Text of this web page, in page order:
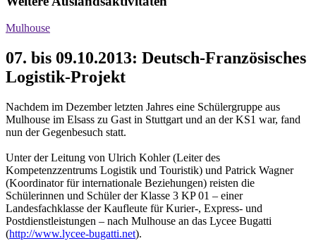
Mulhouse
07. bis 09.10.2013: Deutsch-Französisches
Logistik-Projekt
Nachdem im Dezember letzten Jahres eine Schülergruppe aus
Mulhouse im Elsass zu Gast in Stuttgart und an der KS1 war, fand
nun der Gegenbesuch statt.
Unter der Leitung von Ulrich Kohler (Leiter des
Kompetenzzentrums Logistik und Touristik) und Patrick Wagner
(Koordinator für internationale Beziehungen) reisten die
Schülerinnen und Schüler der Klasse 3 KP 01 – einer
Landesfachklasse der Kaufleute für Kurier-, Express- und
Postdienstleistungen – nach Mulhouse an das Lycee Bugatti
(http://www.lycee-bugatti.net).